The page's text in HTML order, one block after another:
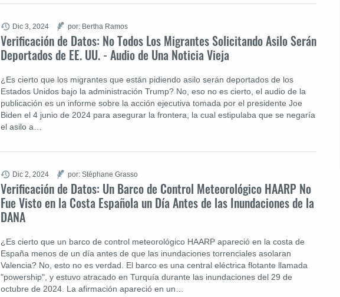
Verificación de Datos: No Todos Los Migrantes Solicitando Asilo Serán
Deportados de EE. UU. - Audio de Una Noticia Vieja
¿Es cierto que los migrantes que están pidiendo asilo serán deportados de los
Estados Unidos bajo la administración Trump? No, eso no es cierto, el audio de la
publicación es un informe sobre la acción ejecutiva tomada por el presidente Joe
Biden el 4 junio de 2024 para asegurar la frontera, la cual estipulaba que se negaría
el asilo a…
Dic 3, 2024 por: Bertha Ramos
Verificación de Datos: Un Barco de Control Meteorológico HAARP No
Fue Visto en la Costa Española un Día Antes de las Inundaciones de la
DANA
¿Es cierto que un barco de control meteorológico HAARP apareció en la costa de
España menos de un día antes de que las inundaciones torrenciales asolaran
Valencia? No, esto no es verdad. El barco es una central eléctrica flotante llamada
"powership", y estuvo atracado en Turquía durante las inundaciones del 29 de
octubre de 2024. La afirmación apareció en un…
Dic 2, 2024 por: Stéphane Grasso